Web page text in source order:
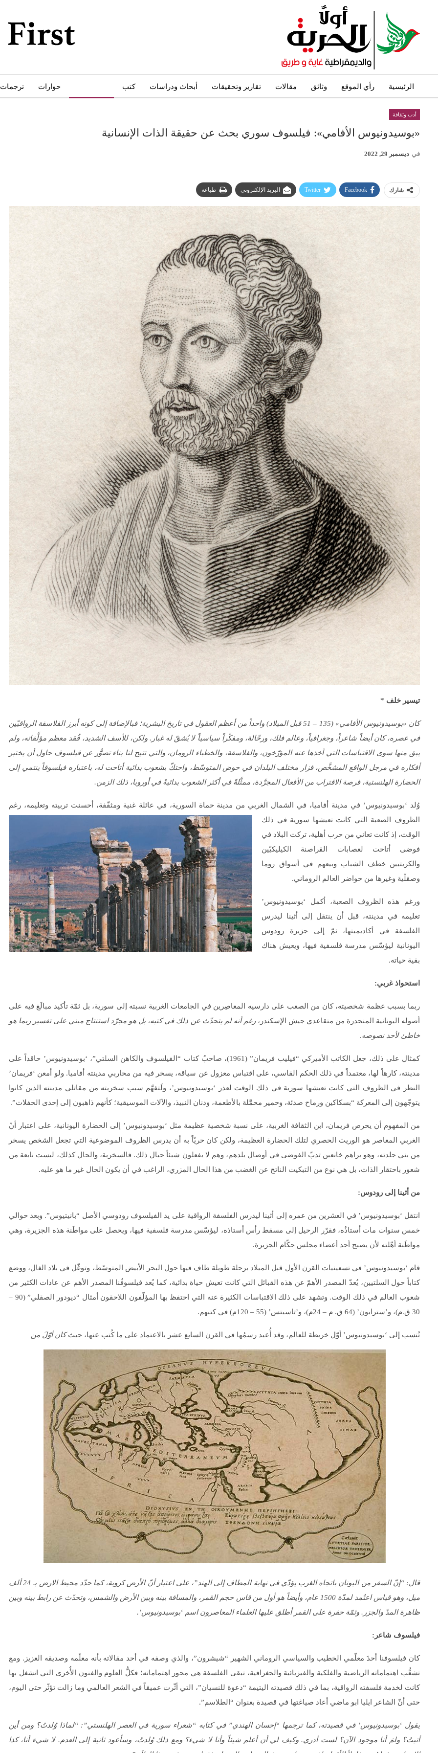
الرئيسية رأي الموقع وثائق مقالات تقارير وتحقيقات أبحاث ودراسات كتب حوارات ترجمات
أدب وثقافة
«بوسيدونيوس الأفامي»: فيلسوف سوري بحث عن حقيقة الذات الإنسانية
في ديسمبر 29, 2022
شارك Facebook
Twitter البريد الإلكتروني طباعة
تيسير خلف *
كان «بوسيدونيوس الأفامي» (135 – 51 قبل الميلاد) واحداً من أعظم العقول في تاريخ البشرية؛ فبالإضافة إلى كونه أبرز الفلاسفة الرواقيّين
في عصره، كان أيضاً شاعراً، وجغرافياً، وعالم فلك، ورحّالة، ومفكّراً سياسياً لا يُشقّ له غبار. ولكن، للأسف الشديد، فُقد معظم مؤلَّفاته، ولم
يبق منها سوى الاقتباسات التي أخذها عنه المؤرّخون، والفلاسفة، والخطباء الرومان، والتي تتيح لنا بناء تصوُّر عن فيلسوف حاول أن يختبر
أفكاره في مرجل الواقع المشخَّص، فزار مختلف البلدان في حوض المتوسّط، واحتكّ بشعوب بدائية أتاحت له، باعتباره فيلسوفاً ينتمي إلى
الحضارة الهلنستية، فرصة الاقتراب من الأفعال المجرَّدة، ممثَّلةً في أكثر الشعوب بدائيةً في أوروبا، ذلك الزمن.
وُلد ‘بوسيدونيوس’ في مدينة أفاميا، في الشمال الغربي من مدينة حماة السورية، في عائلة غنية ومثقّفة، أحسنت تربيته وتعليمه، رغم
الظروف الصعبة التي كانت تعيشها سورية في ذلك
الوقت، إذ كانت تعاني من حرب أهلية، تركت البلاد في
فوضى أتاحت لعصابات القراصنة الكيليكيّين
والكريتيين خطف الشباب وبيعهم في أسواق روما
وصقلّية وغيرها من حواضر العالم الروماني.
ورغم هذه الظروف الصعبة، أكمل ‘بوسيدونيوس’
تعليمه في مدينته، قبل أن ينتقل إلى أثينا ليدرس
الفلسفة في أكاديميتها، ثمّ إلى جزيرة رودوس
اليونانية ليؤسّس مدرسة فلسفية فيها، ويعيش هناك
بقية حياته.
استحواذ غربي:
ربما بسبب عظمة شخصيته، كان من الصعب على دارسيه المعاصِرين في الجامعات الغربية نسبته إلى سورية، بل ثمّة تأكيد مبالَغ فيه على
أصوله اليونانية المنحدرة من متقاعدي جيش الإسكندر،رغم أنه لم يتحدّث عن ذلك في كتبه، بل هو مجرّد استنتاج مبني على تفسير ربما هو
خاطئ لأحد نصوصه.
كمثال على ذلك، جعل الكاتب الأميركي “فيليب فريمان” (1961)، صاحبُ كتاب “الفيلسوف والكاهن السلتي”، ‘بوسيدونيوس’ حاقداً على
مدينته، كارهاً لها، معتمداً في ذلك الحكم القاسي، على اقتباس معزول عن سياقه، يسخر فيه من محاربي مدينته أفاميا. ولو أمعن ‘فريمان’
النظر في الظروف التي كانت تعيشها سورية في ذلك الوقت لعذر ‘بوسيدونيوس’، ولَتفهَّم سبب سخريته من مقاتلي مدينته الذين كانوا
يتوجّهون إلى المعركة “بسكاكين ورماح صدئة، وحمير محمَّلة بالأطعمة، ودنان النبيذ، والآلات الموسيقية؛ كأنهم ذاهبون إلى إحدى الحفلات”.
من المفهوم أن يحرص فريمان، ابن الثقافة الغربية، على نسبة شخصية عظيمة مثل ‘بوسيدونيوس’ إلى الحضارة اليونانية، على اعتبار أنّ
الغربي المعاصر هو الوريث الحصري لتلك الحضارة العظيمة، ولكن كان حريّاً به أن يدرس الظروف الموضوعية التي تجعل الشخص يسخر
من بني جلدته، وهو يراهم خانعين تدبّ الفوضى في أوصال بلدهم، وهم لا يفعلون شيئاً حيال ذلك. فالسخرية، والحال كذلك، ليست نابعة من
شعور باحتقار الذات، بل هي نوع من التبكيت الناتج عن الغضب من هذا الحال المزري، الراغب في أن يكون الحال غير ما هو عليه.
من أثينا إلى رودوس:
انتقل ‘بوسيدونيوس’ في العشرين من عمره إلى أثينا ليدرس الفلسفة الرواقية على يد الفيلسوف رودوسي الأصل “بانيتيوس”. وبعد حوالي
خمس سنوات مات أستاذُه، فقرّر الرحيل إلى مسقط رأس أستاذه، ليؤسّس مدرسة فلسفية فيها، ويحصل على مواطَنة هذه الجزيرة، وهي
مواطَنة أهّلته لأن يصبح أحد أعضاء مجلس حكّام الجزيرة.
قام ‘بوسيدونيوس’ في تسعينيات القرن الأول قبل الميلاد برحلة طويلة طاف فيها حول البحر الأبيض المتوسّط، وتوغّل في بلاد الغال، ووضع
كتاباً حول السلتيين، يُعدّ المصدر الأهمّ عن هذه القبائل التي كانت تعيش حياة بدائية، كما يُعد فيلسوفُنا المصدر الأهم عن عادات الكثير من
شعوب العالم في ذلك الوقت. وتشهد على ذلك الاقتباسات الكثيرة عنه التي احتفظ بها المؤلّفون اللاحقون أمثال “ديودور الصقلي” (90 –
30 ق.م)، و’سترابون’ (64 ق. م – 24م)، و’تاسيتس’ (55 – 120م) في كتبهم.
تُنسب إلى ‘بوسيدونيوس’ أوّل خريطة للعالم، وقد أُعيد رسمُها في القرن السابع عشر بالاعتماد على ما كُتب عنها، حيثكان أوّلَ من
قال: “إنّ السفر من اليونان باتجاه الغرب يؤدّي في نهاية المطاف إلى الهند”، على اعتبار أنّ الأرض كروية، كما حدّد محيط الارض بـ 24 ألف
ميل، وهو قياس اعتُمد لمدّة 1500 عام، وأيضاً هو أول من قاس حجم القمر، والمسافة بينه وبين الأرض والشمس، وتحدّث عن رابط بينه وبين
ظاهرة المدّ والجزر. وثمّة حفرة على القمر أطلق عليها العلماء المعاصرون اسم ‘بوسيدونيوس’.
فيلسوف شاعر:
كان فيلسوفنا أحدَ معلّمي الخطيب والسياسي الروماني الشهير “شيشرون”، والذي وصفه في أحد مقالاته بأنه معلّمه وصديقه العزيز. ومع
تشعُّب اهتماماته الرياضية والفلكية والفيزيائية والجغرافية، تبقى الفلسفة هي محور اهتماماته؛ فكلُّ العلوم والفنون الأُخرى التي انشغل بها
كانت لخدمة فلسفته الرواقية، بما في ذلك قصيدته اليتيمة “دعوة للنسيان”، التي أثّرت عميقاً في الشعر العالمي وما زالت تؤثّر حتى اليوم،
حتى أنّ الشاعر ايليا ابو ماضي أعاد صياغتها في قصيدة بعنوان “الطلاسم”.
يقول ‘بوسيدونيوس’ في قصيدته، كما ترجمها “إحسان الهندي” في كتابه “شعراء سورية في العصر الهلنستي”: “لماذا وُلدتُ؟ ومن أين
أتيتُ؟ ولمَ أنا موجود الآن؟ لست أدري. وكيف لي أن أعلم شيئاً وأنا لا شيء؟ ومع ذلك وُلدتُ، وسأعود ثانية إلى العدم. لا شيء أنا، كذا
نحو استراتيجيّة للمعارضة السوريّة بشأن التحديات الصّهيونيّة
نوفمبر 27, 2024
قمة الرياض: أقوال تنتظر أفعالاً
نوفمبر 27, 2024
تعيينات ترامب: أنت لا تجني من الشوك العنب!
نوفمبر 27, 2024
ابن بطوطة عند تخوم سيبيريا!
نوفمبر 27, 2024
انجازات نتنياهو !
نوفمبر 27, 2024